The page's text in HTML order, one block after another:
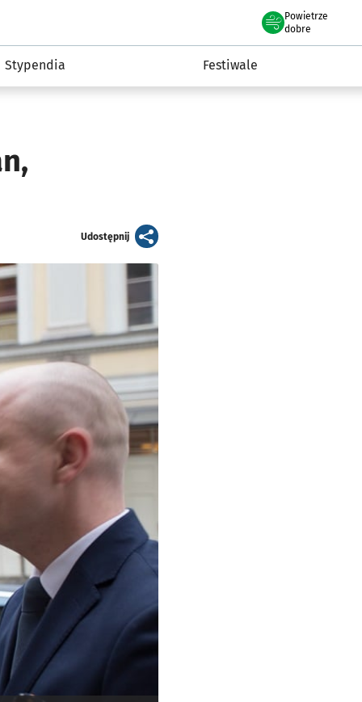
Powietrze
we Wrocławiu
dobre
Stypendia Festiwale
Udostępnijartykuł